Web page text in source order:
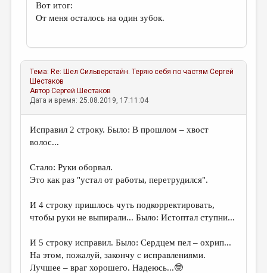
Вот итог:
От меня осталось на один зубок.
Тема: Re: Шел Сильверстайн. Теряю себя по частям Сергей
Шестаков
АвторСергей Шестаков
Дата и время: 25.08.2019, 17:11:04
Исправил 2 строку. Было: В прошлом – хвост
волос...
Стало: Руки оборвал.
Это как раз "устал от работы, перетрудился".
И 4 строку пришлось чуть подкорректировать,
чтобы руки не выпирали... Было: Истоптал ступни...
И 5 строку исправил. Было: Сердцем пел – охрип...
На этом, пожалуй, закончу с исправлениями.
Лучшее – враг хорошего. Надеюсь...🤓